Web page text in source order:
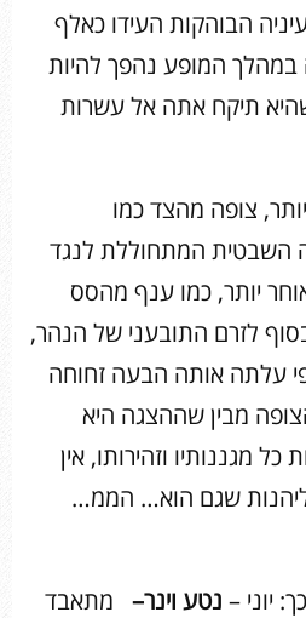
הבוהקות העידו כאלף
המופע נהפך להיות
תיקח אתה אל עשרות
צופה מהצד כמו
השבטית המתחוללת לנגד
יותר, כמו ענף מהסס
לזרם התובעני של הנהר,
עלתה אותה הבעה זחוחה
מבין שההצגה היא
מגננותיו וזהירותו, אין
שגם הוא… הממ…
יוני – נטע וינר– מתאבד